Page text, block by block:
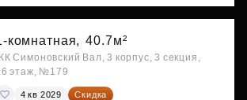
комнатная, 40.7м²
Симоновский Вал, 3 корпус, 3 секция,
этаж, №179
4 кв 2029
Скидка